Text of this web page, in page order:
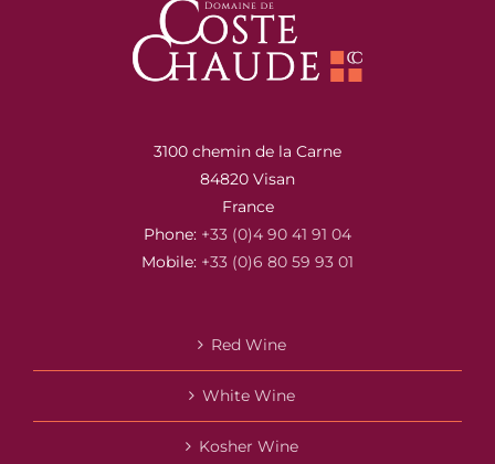
3100 chemin de la Carne
84820 Visan
France
Phone: +33 (0)4 90 41 91 04
Mobile: +33 (0)6 80 59 93 01
Red Wine
White Wine
Kosher Wine